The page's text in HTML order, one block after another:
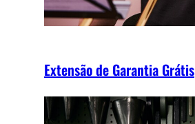
Extensão de Garantia Grátis